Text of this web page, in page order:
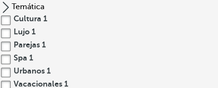
Temática
Cultura 1
Lujo 1
Parejas 1
Spa 1
Urbanos 1
Vacacionales 1